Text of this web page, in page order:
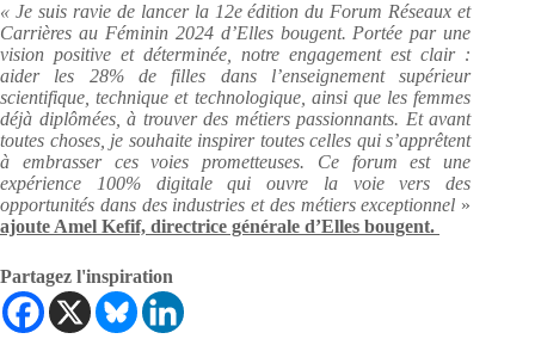
« Je suis ravie de lancer la 12e édition du Forum Réseaux et
Carrières au Féminin 2024 d’Elles bougent. Portée par une
vision positive et déterminée, notre engagement est clair :
aider les 28% de filles dans l’enseignement supérieur
scientifique, technique et technologique, ainsi que les femmes
déjà diplômées, à trouver des métiers passionnants. Et avant
toutes choses, je souhaite inspirer toutes celles qui s’apprêtent
à embrasser ces voies prometteuses. Ce forum est une
expérience 100% digitale qui ouvre la voie vers des
opportunités dans des industries et des métiers exceptionnel »
ajoute Amel Kefif, directrice générale d’Elles bougent.
Partagez l'inspiration